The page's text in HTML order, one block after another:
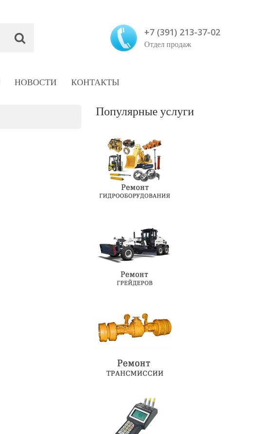
+7 (391) 213-37-02
Отдел продаж
НОВОСТИ КОНТАКТЫ
Популярные услуги